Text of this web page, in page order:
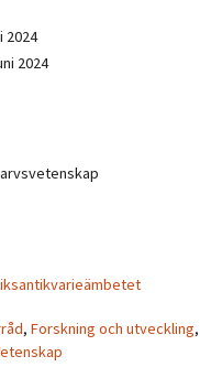
2024
2024
, Forskning och utveckling,